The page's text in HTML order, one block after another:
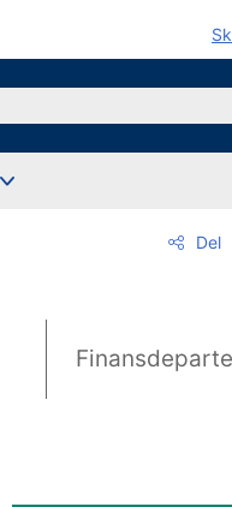
Del